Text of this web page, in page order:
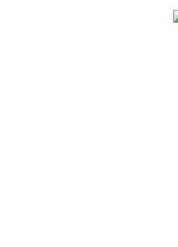
Bildergalerie überspringen